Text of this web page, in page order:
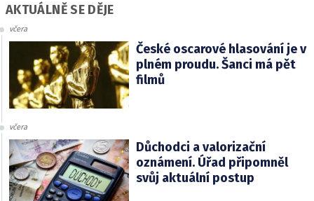
AKTUÁLNĚ SE DĚJE
včera
České oscarové hlasování je v
plném proudu. Šanci má pět
filmů
včera
Důchodci a valorizační
oznámení. Úřad připomněl
svůj aktuální postup